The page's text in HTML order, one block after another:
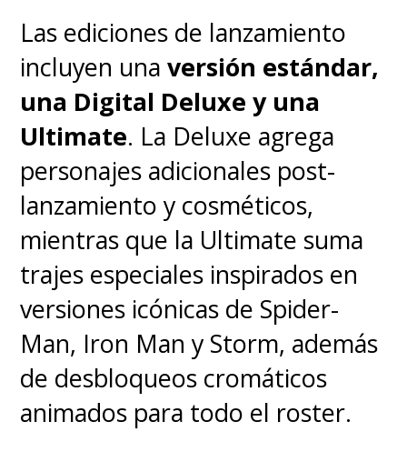
Las ediciones de lanzamiento
incluyen unaversión estándar,
una Digital Deluxe y una
Ultimate. La Deluxe agrega
personajes adicionales post-
lanzamiento y cosméticos,
mientras que la Ultimate suma
trajes especiales inspirados en
versiones icónicas de Spider-
Man, Iron Man y Storm, además
de desbloqueos cromáticos
animados para todo el roster.